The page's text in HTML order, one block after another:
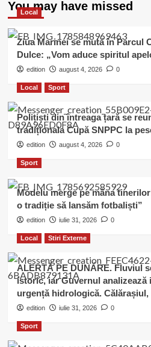
You may have missed
Local
Ziua Marinei se mută în Parcul
Dulce: „Vom aduce spiritul
edition august 4, 2026 0
Local Sport
Polițiști din întreaga țară se
tradiționala Cupă SNPPC la
edition august 4, 2026 0
Sport
Modelu merge pe mâna
o tradiție să lansăm fotbaliști”
edition iulie 31, 2026 0
Local Stiri Externe
ALERTĂ PE DUNĂRE. Fluviul
istoric, iar Guvernul analizează
urgență hidrologică.
edition iulie 31, 2026 0
Sport